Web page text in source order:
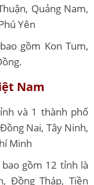
Quảng Nam,
Yên
gồm Kon Tum,
Nam
và 1 thành phố
Nai, Tây Ninh,
Minh
gồm 12 tỉnh là
Đồng Tháp, Tiền